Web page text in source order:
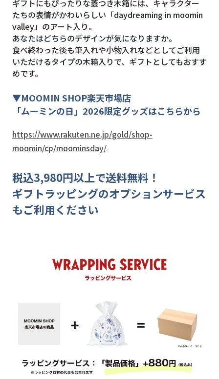
ギフトにもぴったりな蓋つき木箱には、キャラクター
たちの表情がかわいらしい「daydreaming in moomin
valley」のアート入り。
あなたはどちらのデザインが気になりますか。
食べ終わった後も筆入れや小物入れなどとしてご利用
いただけるタイプの木箱入りで、ギフトとしてもおすす
めです。
▼MOOMIN SHOP楽天市場店
「ムーミンの日」2026限定グッズはこちらから
https://www.rakuten.ne.jp/gold/shop-
moomin/cp/moominsday/
税込3,980円以上で送料無料！
ギフトラッピングのオプションサービス
もご利用ください